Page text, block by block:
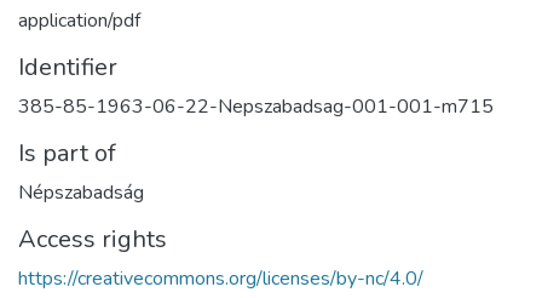
application/pdf
Identifier
385-85-1963-06-22-Nepszabadsag-001-001-m715
Is part of
Népszabadság
Access rights
https://creativecommons.org/licenses/by-nc/4.0/